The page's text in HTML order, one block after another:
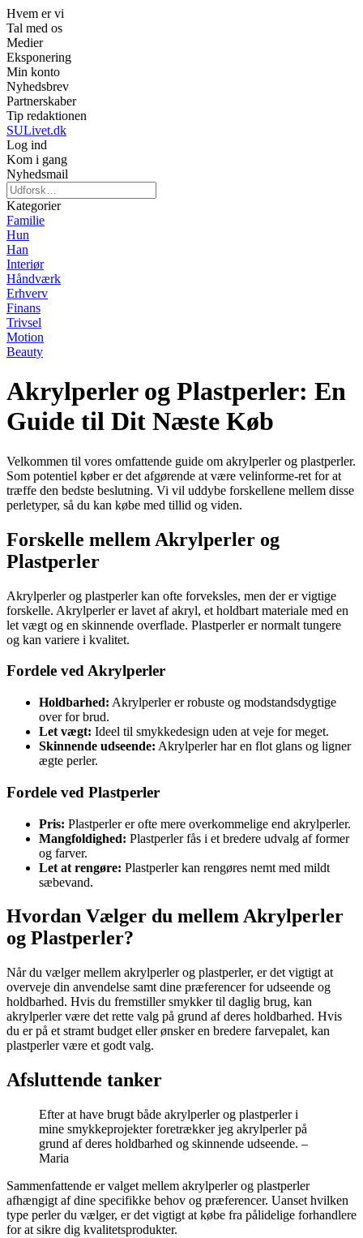
Hvem er vi
Tal med os
Medier
Eksponering
Min konto
Nyhedsbrev
Partnerskaber
Tip redaktionen
SULivet.dk
Log ind
Kom i gang
Nyhedsmail
Kategorier
Familie
Hun
Han
Interiør
Håndværk
Erhverv
Finans
Trivsel
Motion
Beauty
Akrylperler og Plastperler: En
Guide til Dit Næste Køb
Velkommen til vores omfattende guide om akrylperler og plastperler.
Som potentiel køber er det afgørende at være velinforme-ret for at
træffe den bedste beslutning. Vi vil uddybe forskellene mellem disse
perletyper, så du kan købe med tillid og viden.
Forskelle mellem Akrylperler og
Plastperler
Akrylperler og plastperler kan ofte forveksles, men der er vigtige
forskelle. Akrylperler er lavet af akryl, et holdbart materiale med en
let vægt og en skinnende overflade. Plastperler er normalt tungere
og kan variere i kvalitet.
Fordele ved Akrylperler
Holdbarhed: Akrylperler er robuste og modstandsdygtige
over for brud.
Let vægt: Ideel til smykkedesign uden at veje for meget.
Skinnende udseende: Akrylperler har en flot glans og ligner
ægte perler.
Fordele ved Plastperler
Pris: Plastperler er ofte mere overkommelige end akrylperler.
Mangfoldighed: Plastperler fås i et bredere udvalg af former
og farver.
Let at rengøre: Plastperler kan rengøres nemt med mildt
sæbevand.
Hvordan Vælger du mellem Akrylperler
og Plastperler?
Når du vælger mellem akrylperler og plastperler, er det vigtigt at
overveje din anvendelse samt dine præferencer for udseende og
holdbarhed. Hvis du fremstiller smykker til daglig brug, kan
akrylperler være det rette valg på grund af deres holdbarhed. Hvis
du er på et stramt budget eller ønsker en bredere farvepalet, kan
plastperler være et godt valg.
Afsluttende tanker
Efter at have brugt både akrylperler og plastperler i
mine smykkeprojekter foretrækker jeg akrylperler på
grund af deres holdbarhed og skinnende udseende. –
Maria
Sammenfattende er valget mellem akrylperler og plastperler
afhængigt af dine specifikke behov og præferencer. Uanset hvilken
type perler du vælger, er det vigtigt at købe fra pålidelige forhandlere
for at sikre dig kvalitetsprodukter.